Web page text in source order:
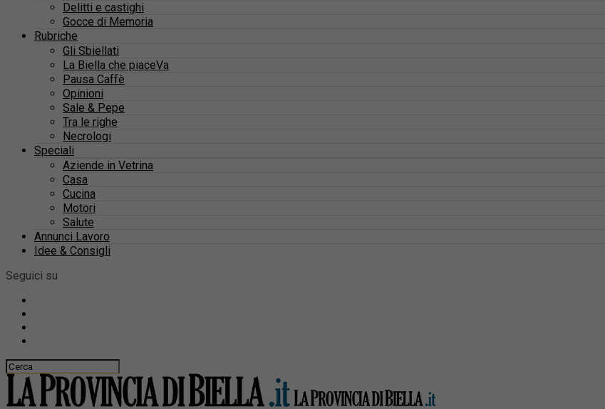
Delitti e castighi
Gocce di Memoria
Rubriche
Gli Sbiellati
La Biella che piaceVa
Pausa Caffè
Opinioni
Sale & Pepe
Tra le righe
Necrologi
Speciali
Aziende in Vetrina
Casa
Cucina
Motori
Salute
Annunci Lavoro
Idee & Consigli
Seguici su